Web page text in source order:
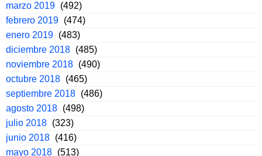
marzo 2019 (492)
febrero 2019 (474)
enero 2019 (483)
diciembre 2018 (485)
noviembre 2018 (490)
octubre 2018 (465)
septiembre 2018 (486)
agosto 2018 (498)
julio 2018 (323)
junio 2018 (416)
mayo 2018 (513)